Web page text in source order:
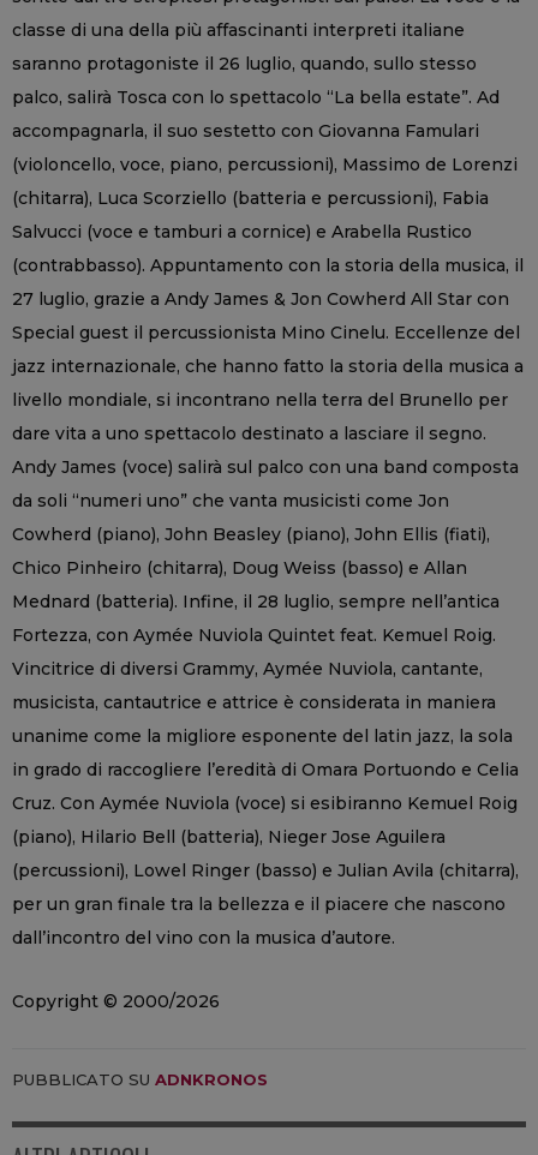
classe di una della più affascinanti interpreti italiane
saranno protagoniste il 26 luglio, quando, sullo stesso
palco, salirà Tosca con lo spettacolo “La bella estate”. Ad
accompagnarla, il suo sestetto con Giovanna Famulari
(violoncello, voce, piano, percussioni), Massimo de Lorenzi
(chitarra), Luca Scorziello (batteria e percussioni), Fabia
Salvucci (voce e tamburi a cornice) e Arabella Rustico
(contrabbasso). Appuntamento con la storia della musica, il
27 luglio, grazie a Andy James & Jon Cowherd All Star con
Special guest il percussionista Mino Cinelu. Eccellenze del
jazz internazionale, che hanno fatto la storia della musica a
livello mondiale, si incontrano nella terra del Brunello per
dare vita a uno spettacolo destinato a lasciare il segno.
Andy James (voce) salirà sul palco con una band composta
da soli “numeri uno” che vanta musicisti come Jon
Cowherd (piano), John Beasley (piano), John Ellis (fiati),
Chico Pinheiro (chitarra), Doug Weiss (basso) e Allan
Mednard (batteria). Infine, il 28 luglio, sempre nell’antica
Fortezza, con Aymée Nuviola Quintet feat. Kemuel Roig.
Vincitrice di diversi Grammy, Aymée Nuviola, cantante,
musicista, cantautrice e attrice è considerata in maniera
unanime come la migliore esponente del latin jazz, la sola
in grado di raccogliere l’eredità di Omara Portuondo e Celia
Cruz. Con Aymée Nuviola (voce) si esibiranno Kemuel Roig
(piano), Hilario Bell (batteria), Nieger Jose Aguilera
(percussioni), Lowel Ringer (basso) e Julian Avila (chitarra),
per un gran finale tra la bellezza e il piacere che nascono
dall’incontro del vino con la musica d’autore.
Copyright © 2000/2026
PUBBLICATO SU ADNKRONOS